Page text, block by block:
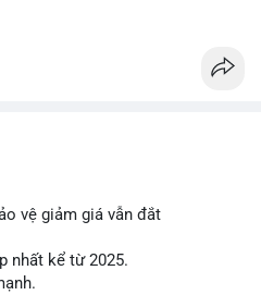
vệ giảm giá vẫn đắt
nhất kể từ 2025.